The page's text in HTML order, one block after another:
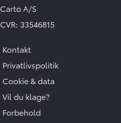
Carto A/S
CVR: 33546815
Kontakt
Privatlivspolitik
Cookie & data
Vil du klage?
Forbehold